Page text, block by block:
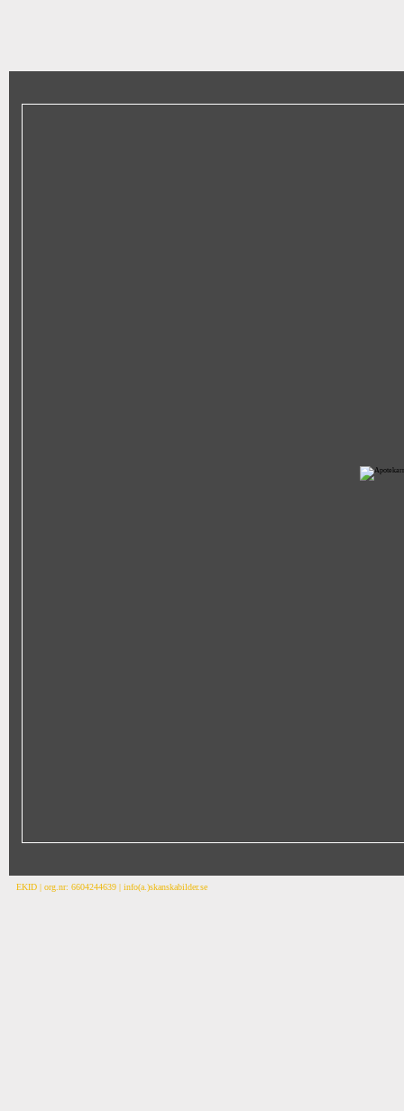
EKID | org.nr: 6604244639 | info(a.)skanskabilder.se